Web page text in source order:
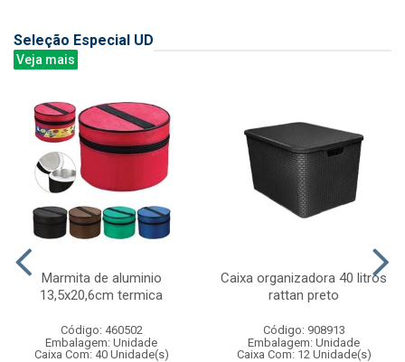
Seleção Especial UD
Veja mais
Marmita de aluminio
13,5x20,6cm termica
Código: 460502
Embalagem: Unidade
Caixa Com: 40 Unidade(s)
Caixa organizadora 40 litros
rattan preto
Código: 908913
Embalagem: Unidade
Caixa Com: 12 Unidade(s)